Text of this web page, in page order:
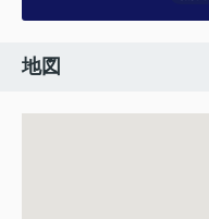
地図